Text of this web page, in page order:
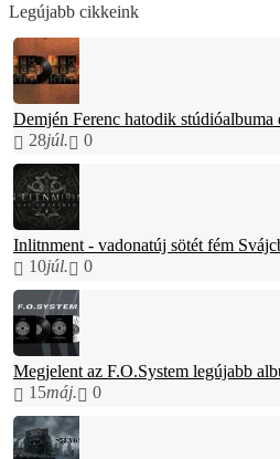
Legújabb cikkeink
Demjén Ferenc hatodik stúdióalbuma
28júl. 0
Inlitnment - vadonatúj sötét fém
10júl. 0
Megjelent az F.O.System legújabb
15máj. 0